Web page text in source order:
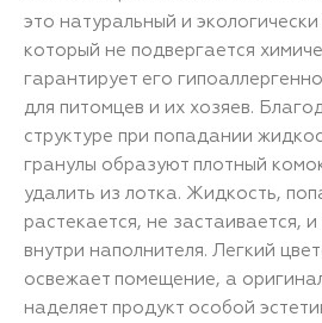
это натуральный и
который не подвергается
гарантирует его
для питомцев и их хозяев.
структуре при попадании
гранулы образуют плотный
удалить из лотка. Жидкость,
растекается, не застаивается,
внутри наполнителя. Легкий
освежает помещение, а
наделяет продукт особой